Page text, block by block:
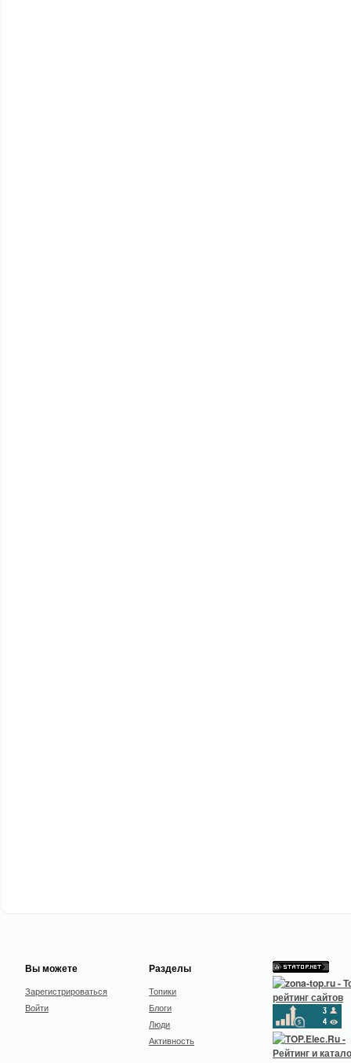
Вы можете
Зарегистрироваться
Войти
Разделы
Топики
Блоги
Люди
Активность